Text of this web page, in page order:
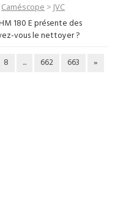
Caméscope > JVC
180 E présente des
vous le nettoyer ?
8 ... 662 663 »